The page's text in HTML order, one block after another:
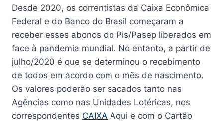
Desde 2020, os correntistas da Caixa Econômica
Federal e do Banco do Brasil começaram a
receber esses abonos do Pis/Pasep liberados em
face à pandemia mundial. No entanto, a partir de
julho/2020 é que se determinou o recebimento
de todos em acordo com o mês de nascimento.
Os valores poderão ser sacados tanto nas
Agências como nas Unidades Lotéricas, nos
correspondentes CAIXA Aqui e com o Cartão